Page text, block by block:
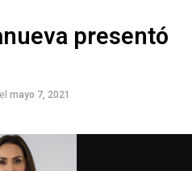
presentó
el mayo 7, 2021